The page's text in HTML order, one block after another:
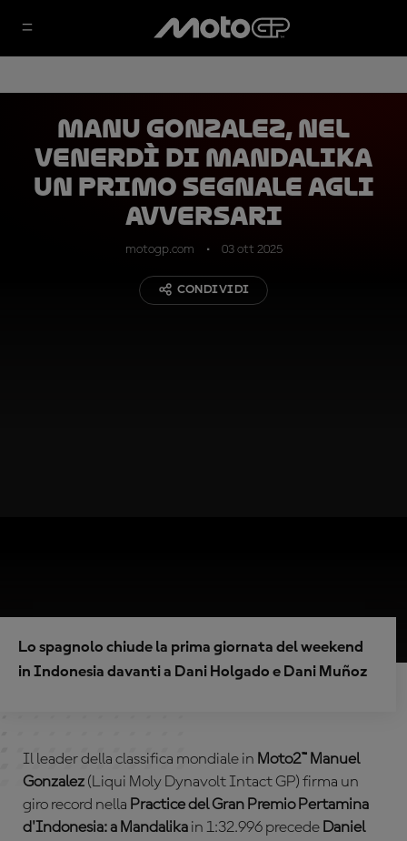
Manu Gonzalez, nel
venerdì di Mandalika
un primo segnale agli
avversari
motogp.com 03 ott 2025
CONDIVIDI
Lo spagnolo chiude la prima giornata del weekend
in Indonesia davanti a Dani Holgado e Dani Muñoz
Il leader della classifica mondiale in Moto2™ Manuel
Gonzalez (Liqui Moly Dynavolt Intact GP) firma un
giro record nella Practice del Gran Premio Pertamina
d'Indonesia: a Mandalika in 1:32.996 precede Daniel